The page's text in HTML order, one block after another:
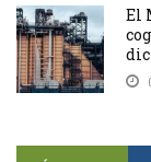
El